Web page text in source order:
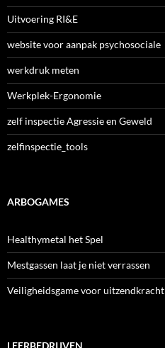
Uitvoering RI&E
website voor aanpak psychosociale
werkdruk meten
Werkplek-Ergonomie
zelf inspectie Agressie en Geweld
zelfinspectie_tools
ARBOGAMES
Healthymetal het Spel
Mestgassen laat je niet verrassen
Veiligheidsgame voor uitzendkracht
LEERBEDRIJVEN